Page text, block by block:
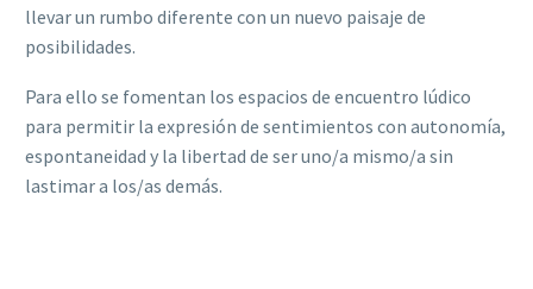
llevar un rumbo diferente con un nuevo paisaje de
posibilidades.
Para ello se fomentan los espacios de encuentro lúdico
para permitir la expresión de sentimientos con autonomía,
espontaneidad y la libertad de ser uno/a mismo/a sin
lastimar a los/as demás.